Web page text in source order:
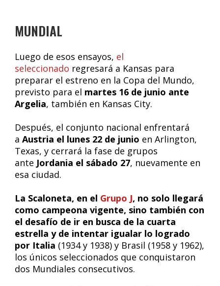
MUNDIAL
Luego de esos ensayos, el
seleccionado regresará a Kansas para
preparar el estreno en la Copa del Mundo,
previsto para el martes 16 de junio ante
Argelia, también en Kansas City.
Después, el conjunto nacional enfrentará
a Austria el lunes 22 de junio en Arlington,
Texas, y cerrará la fase de grupos
ante Jordania el sábado 27, nuevamente en
esa ciudad.
La Scaloneta, en el Grupo J, no solo llegará
como campeona vigente, sino también con
el desafío de ir en busca de la cuarta
estrella y de intentar igualar lo logrado
por Italia (1934 y 1938) y Brasil (1958 y 1962),
los únicos seleccionados que conquistaron
dos Mundiales consecutivos.